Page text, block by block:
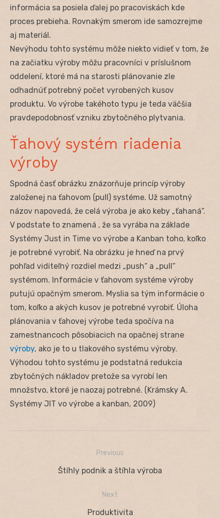
informácia sa posiela ďalej po pracoviskách kde
proces prebieha. Rovnakým smerom ide samozrejme
aj materiál.
Nevýhodu tohto systému môže niekto vidieť v tom, že
na začiatku výroby môžu pracovníci v príslušnom
oddelení, ktoré má na starosti plánovanie zle
odhadnúť potrebný počet vyrobených kusov
produktu. Vo výrobe takéhoto typu je teda väčšia
pravdepodobnosť vzniku zbytočného plytvania.
Ťahový systém riadenia
výroby
Spodná časť obrázku znázorňuje princíp výroby
založenej na ťahovom (pull) systéme. Už samotný
názov napovedá, že celá výroba je ako keby „ťahaná“.
V podstate to znamená , že sa vyrába na základe
Systémy Just in Time vo výrobe a Kanban toho, koľko
je potrebné vyrobiť. Na obrázku je hneď na prvý
pohľad viditeľný rozdiel medzi „push“ a „pull“
systémom. Informácie v ťahovom systéme výroby
putujú opačným smerom. Myslia sa tým informácie o
tom, koľko a akých kusov je potrebné vyrobiť. Úloha
plánovania v ťahovej výrobe teda spočíva na
zamestnancoch pôsobiacich na opačnej strane
výroby, ako je to u tlakového systému výroby.
Výhodou tohto systému je podstatná redukcia
zbytočných nákladov pretože sa vyrobí len
množstvo, ktoré je naozaj potrebné. (Krámsky A.
Systémy JIT vo výrobe a kanban, 2009)
Navigácia
Previous
Previous
Štíhly podnik a štíhla výroba
Next
Next
Produktivita